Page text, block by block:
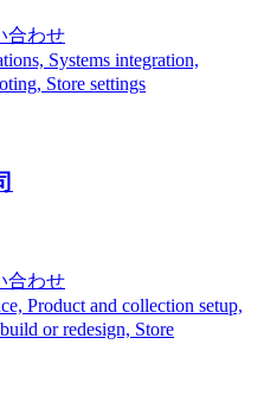
合わせ
Systems integration,
Store settings
合わせ
Product and collection setup,
or redesign, Store